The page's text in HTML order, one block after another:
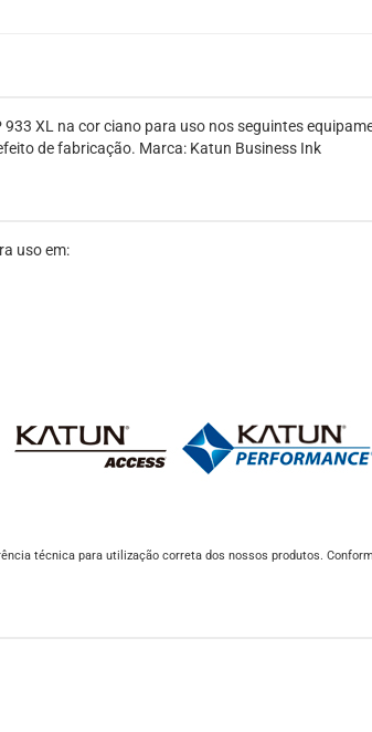
XL na cor ciano para uso nos seguintes
de fabricação. Marca: Katun Business Ink
uso em:
técnica para utilização correta dos nossos produtos.